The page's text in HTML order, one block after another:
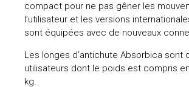
compact pour ne pas gêner les
l’utilisateur et les versions
sont équipées avec de nouveaux
Les longes d’antichute Absorbica sont
utilisateurs dont le poids est compris
kg.